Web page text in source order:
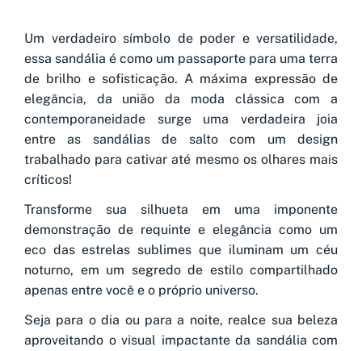
Um verdadeiro símbolo de poder e versatilidade,
essa sandália é como um passaporte para uma terra
de brilho e sofisticação. A máxima expressão de
elegância, da união da moda clássica com a
contemporaneidade surge uma verdadeira joia
entre as sandálias de salto com um design
trabalhado para cativar até mesmo os olhares mais
críticos!
Transforme sua silhueta em uma imponente
demonstração de requinte e elegância como um
eco das estrelas sublimes que iluminam um céu
noturno, em um segredo de estilo compartilhado
apenas entre você e o próprio universo.
Seja para o dia ou para a noite, realce sua beleza
aproveitando o visual impactante da sandália com